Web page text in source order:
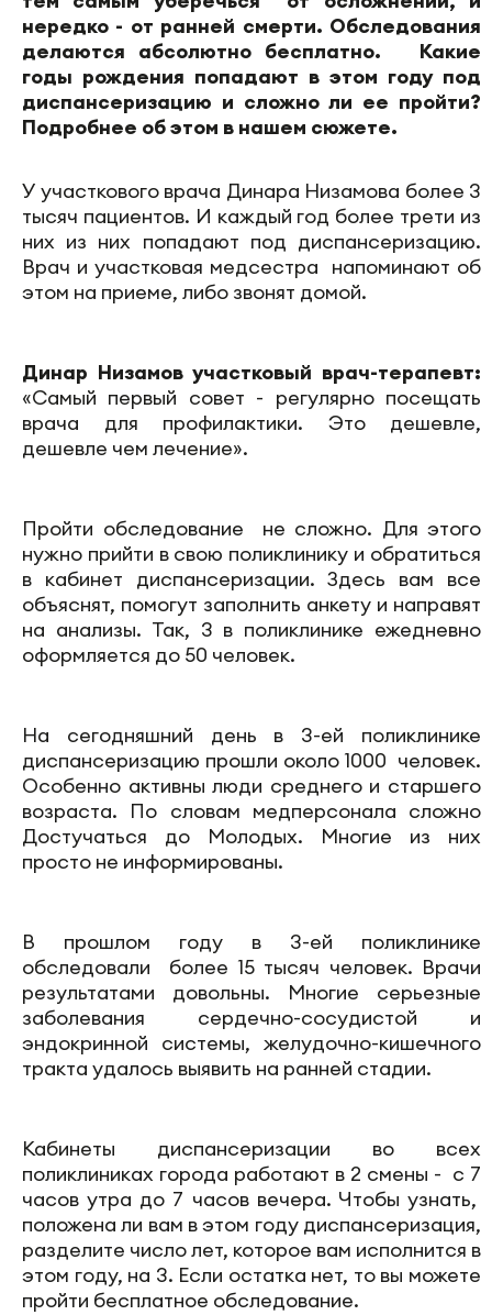
нередко - от ранней смерти. Обследования
делаются абсолютно бесплатно. Какие
годы рождения попадают в этом году под
диспансеризацию и сложно ли ее пройти?
Подробнее об этом в нашем сюжете.
У участкового врача Динара Низамова более 3
тысяч пациентов. И каждый год более трети из
них из них попадают под диспансеризацию.
Врач и участковая медсестра напоминают об
этом на приеме, либо звонят домой.
Динар Низамов участковый врач-терапевт:
«Самый первый совет - регулярно посещать
врача для профилактики. Это дешевле,
дешевле чем лечение».
Пройти обследование не сложно. Для этого
нужно прийти в свою поликлинику и обратиться
в кабинет диспансеризации. Здесь вам все
объяснят, помогут заполнить анкету и направят
на анализы. Так, 3 в поликлинике ежедневно
оформляется до 50 человек.
На сегодняшний день в 3-ей поликлинике
диспансеризацию прошли около 1000 человек.
Особенно активны люди среднего и старшего
возраста. По словам медперсонала сложно
Достучаться до Молодых. Многие из них
просто не информированы.
В прошлом году в 3-ей поликлинике
обследовали более 15 тысяч человек. Врачи
результатами довольны. Многие серьезные
заболевания сердечно-сосудистой и
эндокринной системы, желудочно-кишечного
тракта удалось выявить на ранней стадии.
Кабинеты диспансеризации во всех
поликлиниках города работают в 2 смены - с 7
часов утра до 7 часов вечера. Чтобы узнать,
положена ли вам в этом году диспансеризация,
разделите число лет, которое вам исполнится в
этом году, на 3. Если остатка нет, то вы можете
пройти бесплатное обследование.